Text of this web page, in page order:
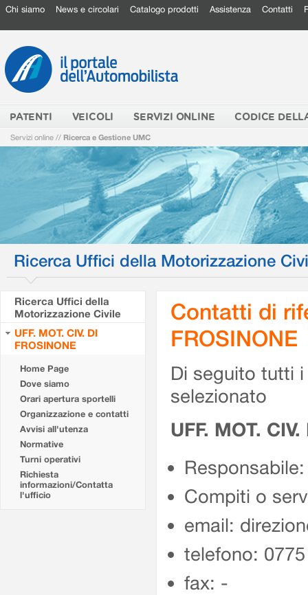
Chi siamo News e circolari Catalogo prodotti Assistenza Contatti
PATENTI VEICOLI SERVIZI ONLINE CODICE
Servizi online // Ricerca e Gestione UMC
Ricerca Uffici della Motorizzazione
Ricerca Uffici della
Motorizzazione Civile
UFF. MOT. CIV. DI
FROSINONE
Home Page
Dove siamo
Orari apertura sportelli
Organizzazione e contatti
Avvisi all'utenza
Normative
Turni operativi
Richiesta
informazioni/Contatta
l'ufficio
Contatti di
FROSINONE
Di seguito tutti
selezionato
UFF. MOT.
Compiti o
email:
telefono:
fax: -